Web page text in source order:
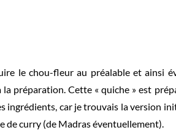
le chou-fleur au préalable et ainsi
préparation. Cette « quiche » est
ingrédients, car je trouvais la version
de curry (de Madras éventuellement).